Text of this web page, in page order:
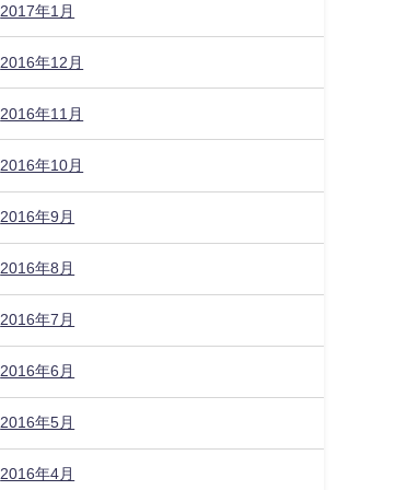
2017年1月
2016年12月
2016年11月
2016年10月
2016年9月
2016年8月
2016年7月
2016年6月
2016年5月
2016年4月